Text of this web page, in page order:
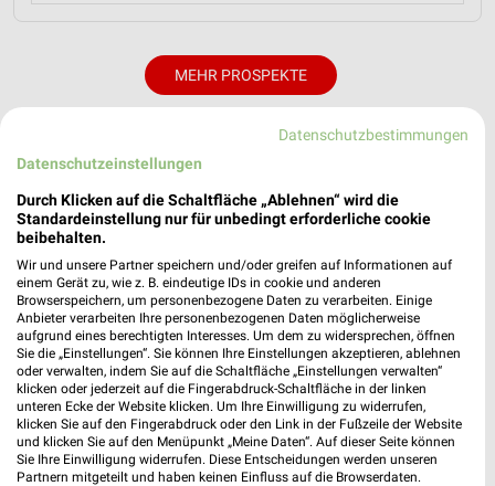
MEHR PROSPEKTE
weekli - Prospekte & Angebote App
Alle BAUHAUS Angebote immer griffbereit – mit der
kostenlosen weekli App für iOS & Android.
✔Standortgenaue Angebote
✔Folge deinem Lieblingshändler
✔Push-Benachrichtigungen bei neuen Prospekten
✔Einkaufsliste - Einkauf stressfrei planen
JETZT LADEN UND SPAREN!
Datenschutzbestimmungen
Datenschutzeinstellungen
Durch Klicken auf die Schaltfläche „Ablehnen“ wird die
Standardeinstellung nur für unbedingt erforderliche cookie
beibehalten.
Wir und unsere Partner speichern und/oder greifen auf Informationen auf
einem Gerät zu, wie z. B. eindeutige IDs in cookie und anderen
Browserspeichern, um personenbezogene Daten zu verarbeiten. Einige
Anbieter verarbeiten Ihre personenbezogenen Daten möglicherweise
aufgrund eines berechtigten Interesses. Um dem zu widersprechen, öffnen
Sie die „Einstellungen“. Sie können Ihre Einstellungen akzeptieren, ablehnen
oder verwalten, indem Sie auf die Schaltfläche „Einstellungen verwalten“
klicken oder jederzeit auf die Fingerabdruck-Schaltfläche in der linken
unteren Ecke der Website klicken. Um Ihre Einwilligung zu widerrufen,
klicken Sie auf den Fingerabdruck oder den Link in der Fußzeile der Website
und klicken Sie auf den Menüpunkt „Meine Daten“. Auf dieser Seite können
Sie Ihre Einwilligung widerrufen. Diese Entscheidungen werden unseren
Partnern mitgeteilt und haben keinen Einfluss auf die Browserdaten.